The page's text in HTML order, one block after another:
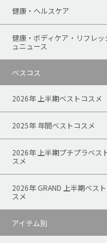
健康・ヘルスケア
健康・ボディケア・リフレッ
ュニュース
ベスコス
2026年 上半期ベストコスメ
2025年 年間ベストコスメ
2026年 上半期プチプラベス
スメ
2026年 GRAND 上半期ベス
スメ
アイテム別